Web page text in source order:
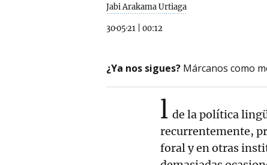
Jabi Arakama Urtiaga
30·05·21 00:12
¿Ya nos sigues? Márcanos como
l de la política
recurrentemente,
foral y en otras